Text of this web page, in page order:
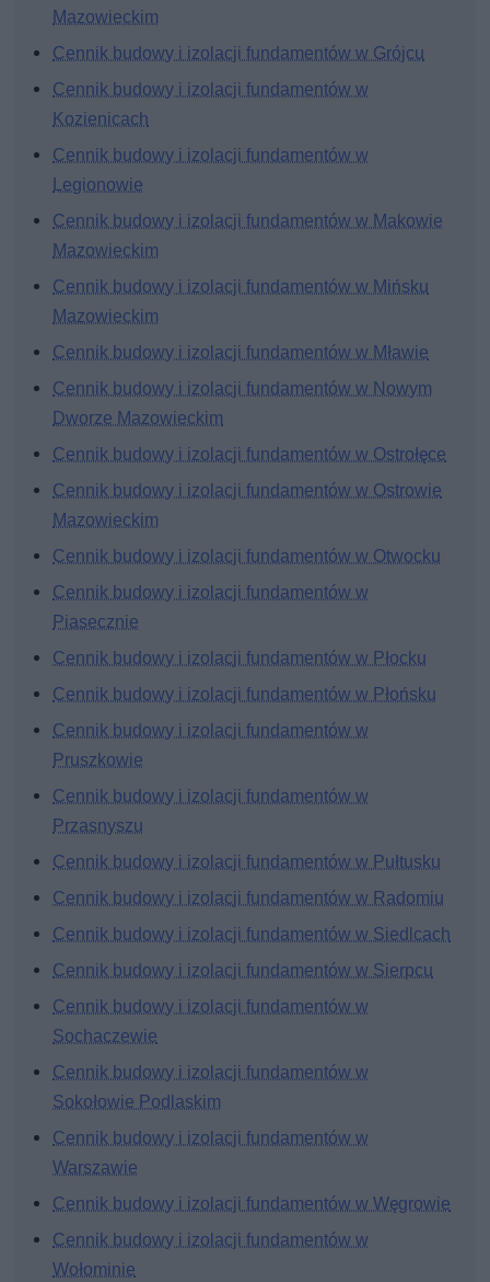
Mazowieckim
Cennik budowy i izolacji fundamentów w Grójcu
Cennik budowy i izolacji fundamentów w
Kozienicach
Cennik budowy i izolacji fundamentów w
Legionowie
Cennik budowy i izolacji fundamentów w Makowie
Mazowieckim
Cennik budowy i izolacji fundamentów w Mińsku
Mazowieckim
Cennik budowy i izolacji fundamentów w Mławie
Cennik budowy i izolacji fundamentów w Nowym
Dworze Mazowieckim
Cennik budowy i izolacji fundamentów w Ostrołęce
Cennik budowy i izolacji fundamentów w Ostrowie
Mazowieckim
Cennik budowy i izolacji fundamentów w Otwocku
Cennik budowy i izolacji fundamentów w
Piasecznie
Cennik budowy i izolacji fundamentów w Płocku
Cennik budowy i izolacji fundamentów w Płońsku
Cennik budowy i izolacji fundamentów w
Pruszkowie
Cennik budowy i izolacji fundamentów w
Przasnyszu
Cennik budowy i izolacji fundamentów w Pułtusku
Cennik budowy i izolacji fundamentów w Radomiu
Cennik budowy i izolacji fundamentów w Siedlcach
Cennik budowy i izolacji fundamentów w Sierpcu
Cennik budowy i izolacji fundamentów w
Sochaczewie
Cennik budowy i izolacji fundamentów w
Sokołowie Podlaskim
Cennik budowy i izolacji fundamentów w
Warszawie
Cennik budowy i izolacji fundamentów w Węgrowie
Cennik budowy i izolacji fundamentów w
Wołominie